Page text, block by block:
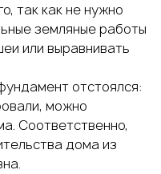
так как не нужно
земляные работы
или выравнивать
отстоялся:
можно
Соответственно,
дома из